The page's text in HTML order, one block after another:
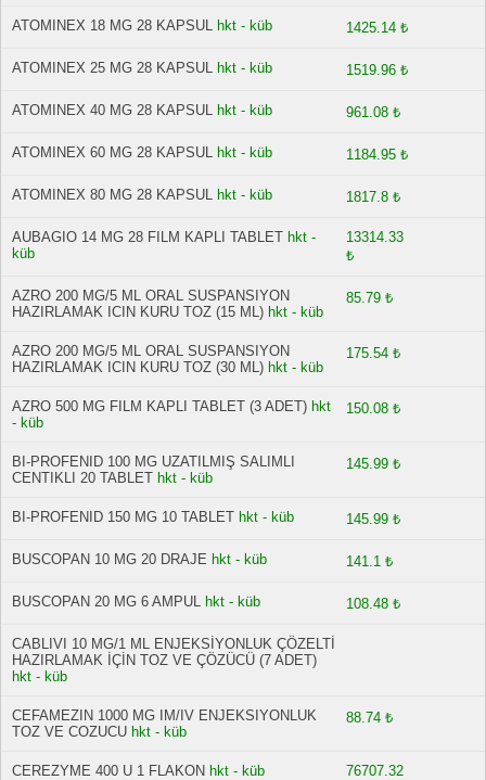
ATOMINEX 18 MG 28 KAPSUL hkt - küb 1425.14 ₺
ATOMINEX 25 MG 28 KAPSUL hkt - küb 1519.96 ₺
ATOMINEX 40 MG 28 KAPSUL hkt - küb 961.08 ₺
ATOMINEX 60 MG 28 KAPSUL hkt - küb 1184.95 ₺
ATOMINEX 80 MG 28 KAPSUL hkt - küb 1817.8 ₺
AUBAGIO 14 MG 28 FILM KAPLI TABLET hkt -
küb
13314.33
₺
AZRO 200 MG/5 ML ORAL SUSPANSIYON
HAZIRLAMAK ICIN KURU TOZ (15 ML) hkt - küb
85.79 ₺
AZRO 200 MG/5 ML ORAL SUSPANSIYON
HAZIRLAMAK ICIN KURU TOZ (30 ML) hkt - küb
175.54 ₺
AZRO 500 MG FILM KAPLI TABLET (3 ADET) hkt
- küb
150.08 ₺
BI-PROFENID 100 MG UZATILMIŞ SALIMLI
CENTIKLI 20 TABLET hkt - küb
145.99 ₺
BI-PROFENID 150 MG 10 TABLET hkt - küb 145.99 ₺
BUSCOPAN 10 MG 20 DRAJE hkt - küb 141.1 ₺
BUSCOPAN 20 MG 6 AMPUL hkt - küb 108.48 ₺
CABLIVI 10 MG/1 ML ENJEKSİYONLUK ÇÖZELTİ
HAZIRLAMAK İÇİN TOZ VE ÇÖZÜCÜ (7 ADET)
hkt - küb
CEFAMEZIN 1000 MG IM/IV ENJEKSIYONLUK
TOZ VE COZUCU hkt - küb
88.74 ₺
CEREZYME 400 U 1 FLAKON hkt - küb
76707.32